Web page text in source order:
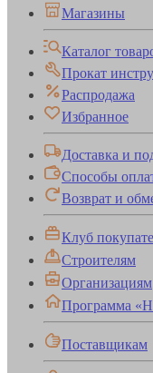
Магазины
Каталог
Прокат
Распродажа
Избранное
Доставка и
Способы
Возврат и
Клуб
Строителям
Организациям
Программа
Поставщикам